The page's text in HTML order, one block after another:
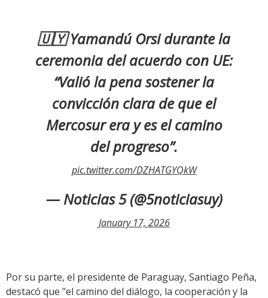
🇺🇾 Yamandú Orsi durante la
ceremonia del acuerdo con UE:
“Valió la pena sostener la
convicción clara de que el
Mercosur era y es el camino
del progreso”.
pic.twitter.com/DZHATGYQkW
— Noticias 5 (@5noticiasuy)
January 17, 2026
Por su parte, el presidente de Paraguay, Santiago Peña,
destacó que "el camino del diálogo, la cooperación y la